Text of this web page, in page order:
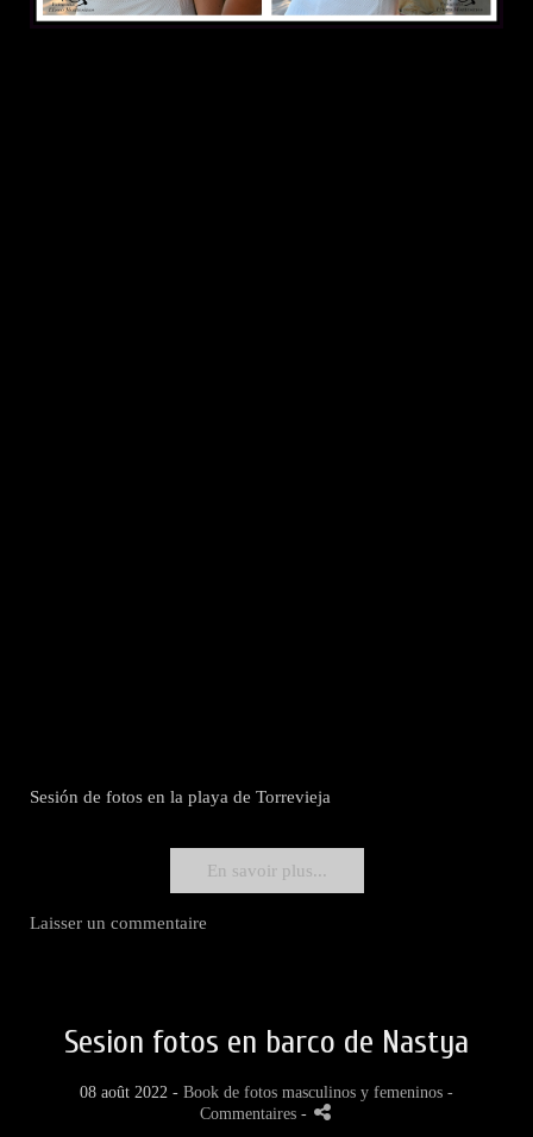
Sesión de fotos en la playa de Torrevieja
En savoir plus...
Laisser un commentaire
Sesion fotos en barco de Nastya
08 août 2022 - Book de fotos masculinos y femeninos -
Commentaires -